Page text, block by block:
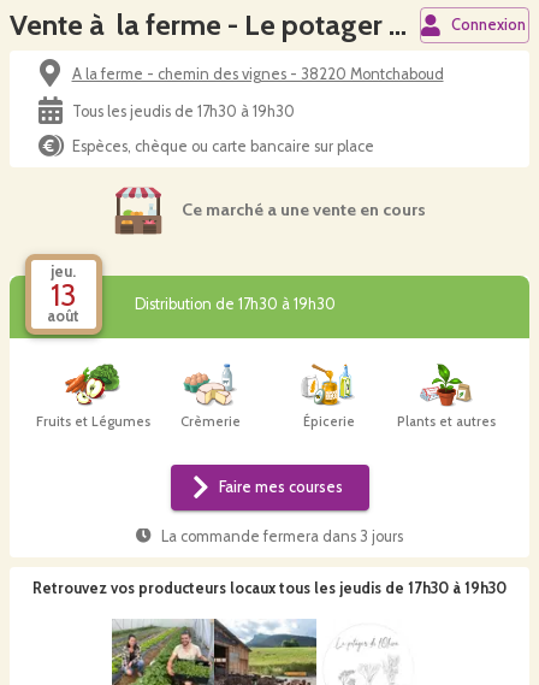
Vente à la ferme - Le potager de Loliva Connexion
A la ferme - chemin des vignes - 38220 Montchaboud
Tous les jeudis de 17h30 à 19h30
Espèces, chèque ou carte bancaire sur place
Ce marché a une vente en cours
jeu.
13
août
Distribution de 17h30 à 19h30
Fruits et Légumes Crèmerie Épicerie Plants et autres
Faire mes courses
La commande fermera dans 3 jours
Retrouvez vos producteurs locaux tous les jeudis de 17h30 à 19h30